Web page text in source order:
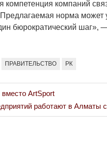
компетенция компаний
норма может
бюрократический шаг»,
ПРАВИТЕЛЬСТВО РК
ArtSport
работают в Алматы с